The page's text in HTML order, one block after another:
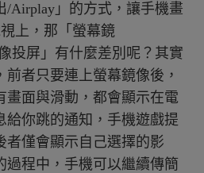
/Airplay」的方式，讓手機畫
上，那「螢幕鏡
投屏」有什麼差別呢？其實
者只要連上螢幕鏡像後，
畫面與滑動，都會顯示在電
給你跳的通知，手機遊戲提
者僅會顯示自己選擇的影
過程中，手機可以繼續傳簡